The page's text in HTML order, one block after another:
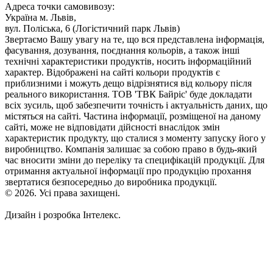
Адреса точки самовивозу:
Україна м. Львів,
вул. Поліська, 6 (Логістичний парк Львів)
Звертаємо Вашу увагу на те, що вся представлена інформація,
фасування, дозування, поєднання кольорів, а також інші
технічні характеристики продуктів, носить інформаційний
характер. Відображені на сайті кольори продуктів є
приблизними і можуть дещо відрізнятися від кольору після
реального використання. ТОВ 'ТВК Байріс' буде докладати
всіх зусиль, щоб забезпечити точність і актуальність даних, що
містяться на сайті. Частина інформації, розміщеної на даному
сайті, може не відповідати дійсності внаслідок змін
характеристик продукту, що сталися з моменту запуску його у
виробництво. Компанія залишає за собою право в будь-який
час вносити зміни до переліку та специфікацій продукції. Для
отримання актуальної інформації про продукцію прохання
звертатися безпосередньо до виробника продукції.
© 2026. Усі права захищені.
Дизайн і розробка Інтелекс.